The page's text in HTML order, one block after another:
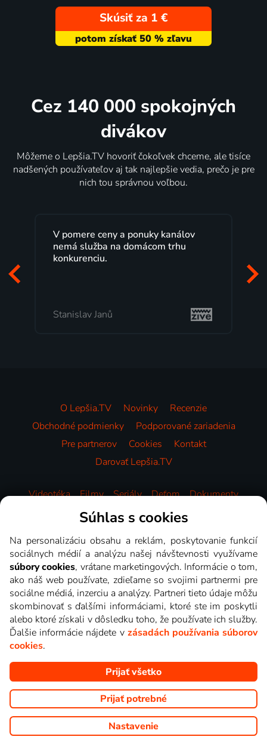
Skúsiť za 1 €
Cez 140 000 spokojných
divákov
Môžeme o Lepšia.TV hovoriť čokoľvek chceme, ale tisíce
nadšených používateľov aj tak najlepšie vedia, prečo je pre
nich tou správnou voľbou.
V pomere ceny a ponuky kanálov
nemá služba na domácom trhu
konkurenciu.
Stanislav Janů
O Lepšia.TV Novinky
Recenzie
Obchodné podmienky
Podporované zariadenia
Pre partnerov
Cookies
Kontakt
Darovať Lepšia.TV
Videotéka Filmy Seriály Deťom
Dokumenty
Šport Správy Hudba
Copyright © goNET s.r.o. Na tomto webe sú zobrazované obrázky
z relácií TV staníc, ktoré môžete sledovať v Lepšia.TV.
Súhlas s cookies
Na personalizáciu obsahu a reklám, poskytovanie funkcií
sociálnych médií a analýzu našej návštevnosti využívame
súbory cookies, vrátane marketingových. Informácie o tom,
ako náš web používate, zdieľame so svojimi partnermi pre
sociálne médiá, inzerciu a analýzy. Partneri tieto údaje môžu
skombinovať s ďalšími informáciami, ktoré ste im poskytli
alebo ktoré získali v dôsledku toho, že používate ich služby.
Ďalšie informácie nájdete v zásadách používania súborov
cookies.
Prijať všetko
Prijať potrebné
Nastavenie